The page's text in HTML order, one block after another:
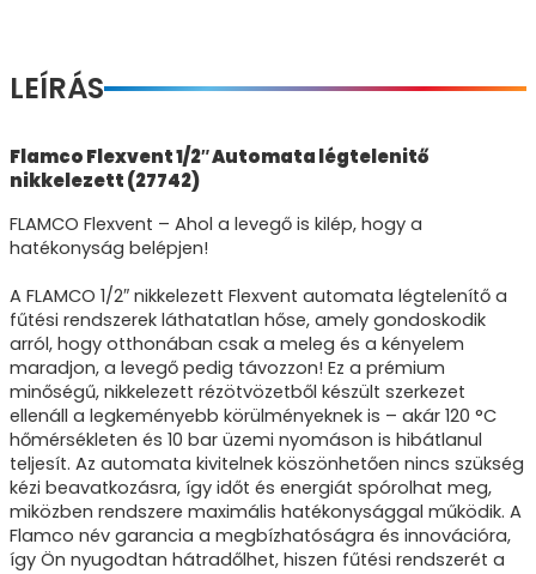
LEÍRÁS
Flamco Flexvent 1/2″ Automata légtelenitő
nikkelezett (27742)
FLAMCO Flexvent – Ahol a levegő is kilép, hogy a
hatékonyság belépjen!
A FLAMCO 1/2″ nikkelezett Flexvent automata légtelenítő a
fűtési rendszerek láthatatlan hőse, amely gondoskodik
arról, hogy otthonában csak a meleg és a kényelem
maradjon, a levegő pedig távozzon! Ez a prémium
minőségű, nikkelezett rézötvözetből készült szerkezet
ellenáll a legkeményebb körülményeknek is – akár 120 °C
hőmérsékleten és 10 bar üzemi nyomáson is hibátlanul
teljesít. Az automata kivitelnek köszönhetően nincs szükség
kézi beavatkozásra, így időt és energiát spórolhat meg,
miközben rendszere maximális hatékonysággal működik. A
Flamco név garancia a megbízhatóságra és innovációra,
így Ön nyugodtan hátradőlhet, hiszen fűtési rendszerét a